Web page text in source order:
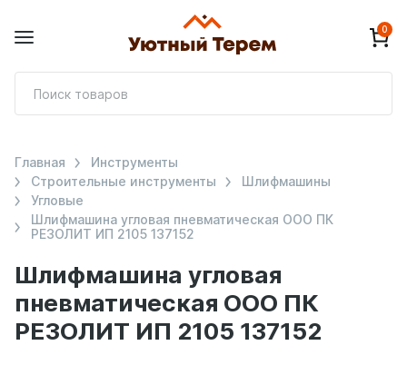
0
Шлифмашина угловая
пневматическая ООО ПК
РЕЗОЛИТ ИП 2105 137152
Главная
Инструменты
Строительные инструменты
Шлифмашины
Угловые
Шлифмашина угловая пневматическая ООО ПК
РЕЗОЛИТ ИП 2105 137152